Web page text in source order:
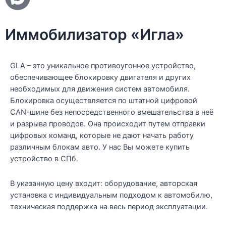
Иммобилизатор «Игла»
GLA – это уникальное противоугонное устройство,
обеспечивающее блокировку двигателя и других
необходимых для движения систем автомобиля.
Блокировка осуществляется по штатной цифровой
CAN-шине без непосредственного вмешательства в неё
и разрыва проводов. Она происходит путем отправки
цифровых команд, которые не дают начать работу
различным блокам авто. У нас Вы можете купить
устройство в СПб.
В указанную цену входит: оборудование, авторская
установка с индивидуальным подходом к автомобилю,
техническая поддержка на весь период эксплуатации.